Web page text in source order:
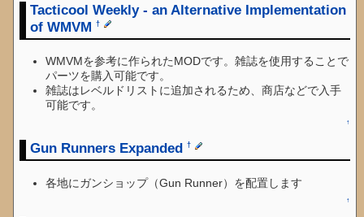
Tacticool Weekly - an Alternative Implementation
of WMVM
†
WMVMを参考に作られたMODです。雑誌を使用することで
パーツを購入可能です。
雑誌はレベルドリストに追加されるため、商店などで入手
可能です。
↑
Gun Runners Expanded†
各地にガンショップ（Gun Runner）を配置します
↑